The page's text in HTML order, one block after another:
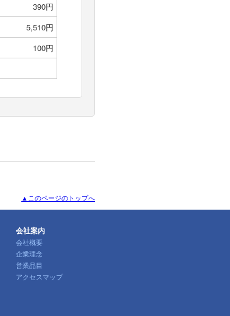
390円
5,510円
100円
▲このページのトップへ
会社案内
会社概要
企業理念
営業品目
アクセスマップ